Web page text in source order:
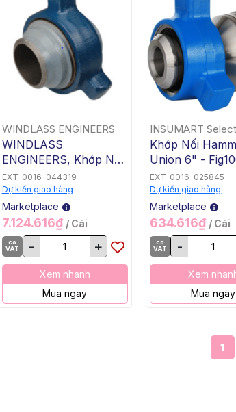
WINDLASS ENGINEERS
WINDLASS
ENGINEERS, Khớp Nối
Hammer WECO 3 Inch
Fig 200, Ren NPT
EXT-0016-044319
Dự kiến giao hàng
Marketplace
7.124.616₫ / Cái
có
VAT
- +
Xem nhanh
Mua ngay
INSUMART
Khớp Nối
Union 6" -
EXT-0016-025845
Dự kiến giao hàng
Marketplace
634.616₫ / Cái
có
VAT
-
Xem
Mua ngay
1